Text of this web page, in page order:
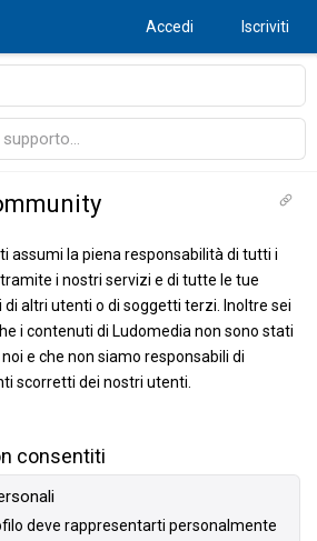
Accedi Iscriviti
assumi la piena responsabilità di tutti i
i nostri servizi e di tutte le tue
altri utenti o di soggetti terzi. Inoltre sei
i contenuti di Ludomedia non sono stati
e che non siamo responsabili di
scorretti dei nostri utenti.
consentiti
deve rappresentarti personalmente